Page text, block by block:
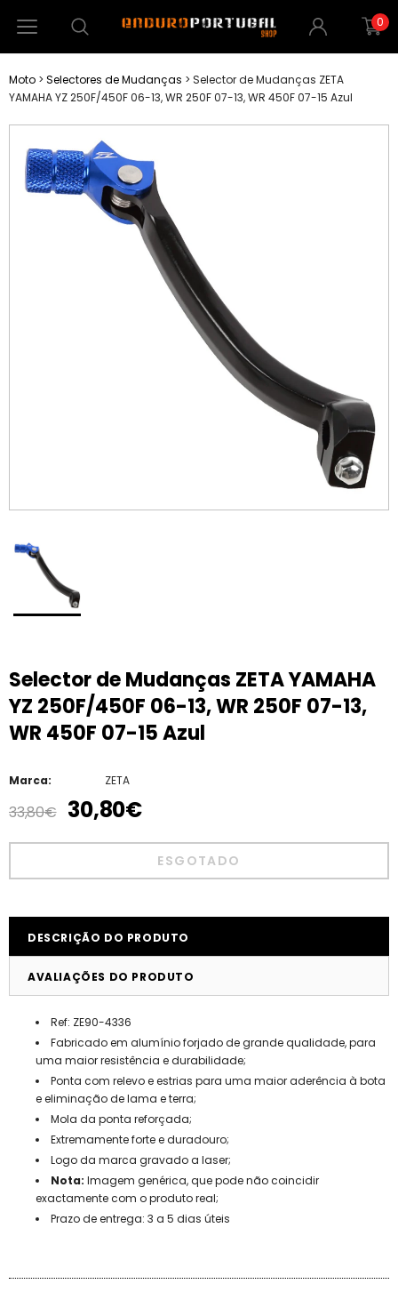
0
Moto > Selectores de Mudanças > Selector de Mudanças ZETA
YAMAHA YZ 250F/450F 06-13, WR 250F 07-13, WR 450F 07-15 Azul
Selector de Mudanças ZETA YAMAHA
YZ 250F/450F 06-13, WR 250F 07-13,
WR 450F 07-15 Azul
Marca: ZETA
33,80€ 30,80€
DESCRIÇÃO DO PRODUTO
AVALIAÇÕES DO PRODUTO
Ref: ZE90-4336
Fabricado em alumínio forjado de grande qualidade, para
uma maior resistência e durabilidade;
Ponta com relevo e estrias para uma maior aderência à bota
e eliminação de lama e terra;
Mola da ponta reforçada;
Extremamente forte e duradouro;
Logo da marca gravado a laser;
Nota: Imagem genérica, que pode não coincidir
exactamente com o produto real;
Prazo de entrega: 3 a 5 dias úteis